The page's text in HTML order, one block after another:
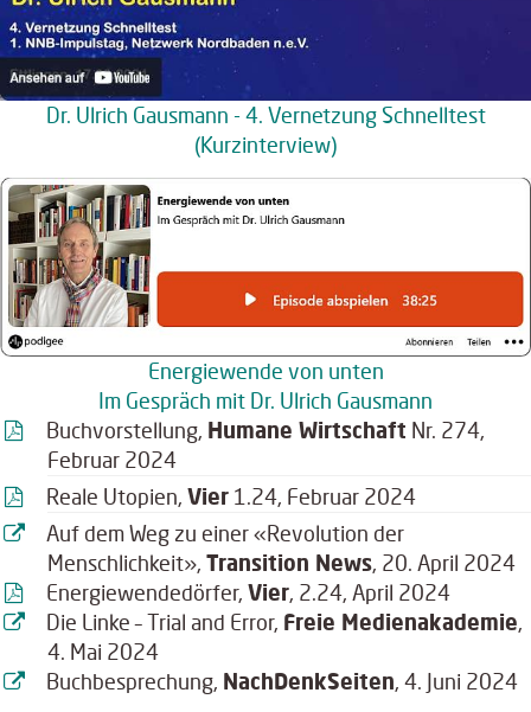
Dr. Ulrich Gausmann - 4. Vernetzung Schnelltest
(Kurzinterview)
Energiewende von unten
Im Gespräch mit Dr. Ulrich Gausmann
Buchvorstellung, Humane Wirtschaft Nr. 274,
Februar 2024
Reale Utopien, Vier 1.24, Februar 2024
Auf dem Weg zu einer «Revolution der
Menschlichkeit», Transition News, 20. April 2024
Energiewendedörfer, Vier, 2.24, April 2024
Die Linke – Trial and Error, Freie Medienakademie,
4. Mai 2024
Buchbesprechung, NachDenkSeiten, 4. Juni 2024